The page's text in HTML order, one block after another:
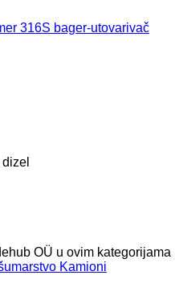
316S bager-utovarivač
dizel
OÜ u ovim kategorijama
Kamioni